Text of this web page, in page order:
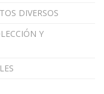
DIVERSOS
Y